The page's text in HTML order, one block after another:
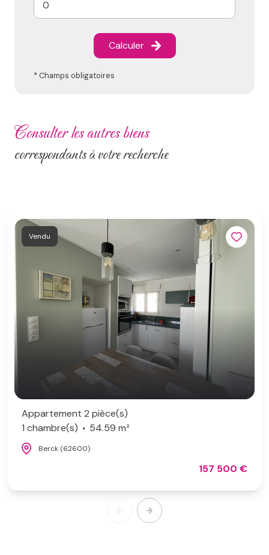
Calculer
* Champs obligatoires
consulter les autres biens
correspondants à votre recherche
Vendu
Appartement 2 pièce(s)
1 chambre(s)
54.59 m²
Berck (62600)
157 500 €